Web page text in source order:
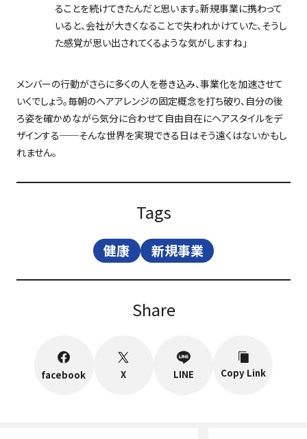
ることを続けてきたんだと思います。新規事業に携わって
いると、会社が大きくなることで失われかけていた、そうし
た感覚が思い出されてくるような気がしますね」
メンバーの行動がさらに多くの人を巻き込み、事業化を加速させて
いくでしょう。毎朝のヘアアレンジの固定概念を打ち破り、自分の後
ろ姿を確かめながら気分に合わせて自由自在にヘアスタイルをデ
ザインする──そんな世界を実現できる日はそう遠くはないかもし
れません。
Tags
健康 新規事業
Share
facebook X LINE Copy Link